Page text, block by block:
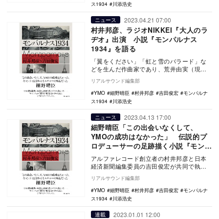
ス1934
川添浩史
ニュース 2023.04.21 07:00
村井邦彦、ラジオNIKKEI『大人のラ
ヂオ』出演 小説『モンパルナス
1934』を語る
「翼をください」「虹と雪のバラード」な
どを生んだ作曲家であり、荒井由実（現・
松任谷由実）やYMOを輩出したアルファレ
コードの設立…
リアルサウンド編集部
YMO
細野晴臣 村井邦彦 吉田俊宏
モンパルナ
ス1934
川添浩史
ニュース 2023.04.13 17:00
細野晴臣「この出会いなくして、
YMOの成功はなかった」 伝説的プ
ロデューサーの足跡描く小説『モンパ
ルナス1934』刊行へ
アルファレコード創立者の村井邦彦と日本
経済新聞編集委員の吉田俊宏が共同で執筆
し、総合カルチャーサイト『リアルサウン
ド』にて連載し…
リアルサウンド編集部
YMO
細野晴臣 村井邦彦 吉田俊宏
モンパルナ
ス1934
川添浩史
連載 2023.01.01 12:00